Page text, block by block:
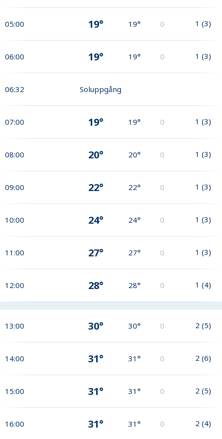
05:00 19° 19° 0 1 (3)
06:00 19° 19° 0 1 (3)
06:32 Soluppgång
07:00 19° 19° 0 1 (3)
08:00 20° 20° 0 1 (3)
09:00 22° 22° 0 1 (3)
10:00 24° 24° 0 1 (3)
11:00 27° 27° 0 1 (3)
12:00 28° 28° 0 1 (4)
13:00 30° 30° 0 2 (5)
14:00 31° 31° 0 2 (6)
15:00 31° 31° 0 2 (5)
16:00 31° 31° 0 2 (4)